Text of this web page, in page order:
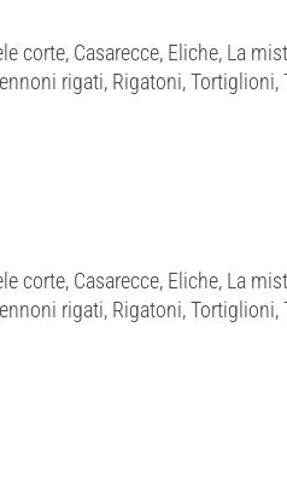
corte, Casarecce, Eliche, La
rigati, Rigatoni,
corte, Casarecce, Eliche, La
rigati, Rigatoni,